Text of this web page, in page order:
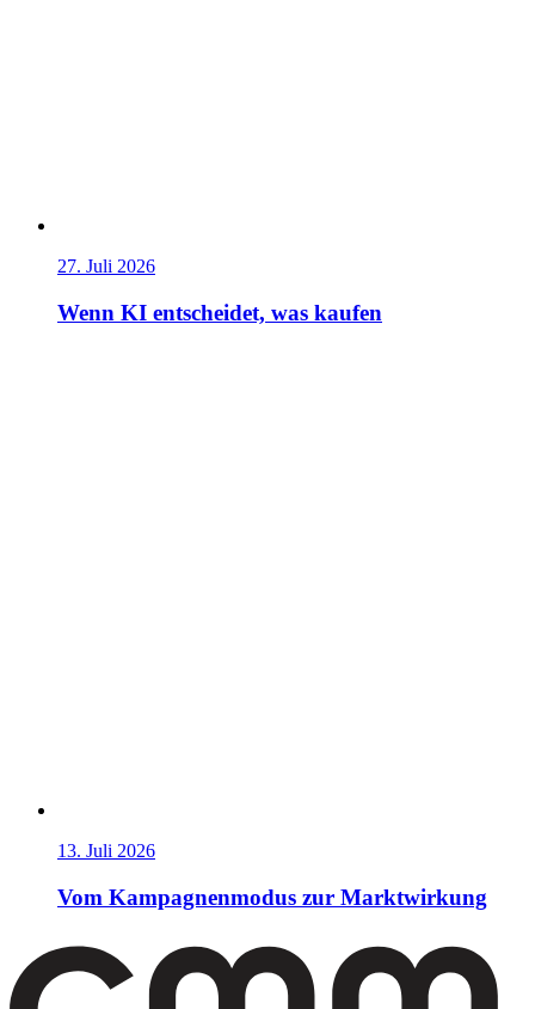
27. Juli 2026
Wenn KI entscheidet, was kaufen
13. Juli 2026
Vom Kampagnenmodus zur Marktwirkung